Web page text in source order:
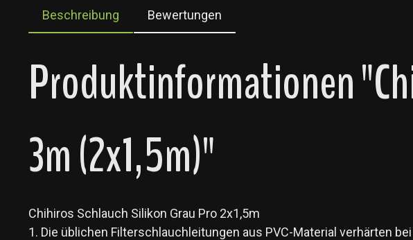
Beschreibung Bewertungen
Produktinformationen
3m (2x1,5m)"
Chihiros Schlauch Silikon Grau Pro 2x1,5m
1. Die üblichen Filterschlauchleitungen aus PVC-Material verhärten